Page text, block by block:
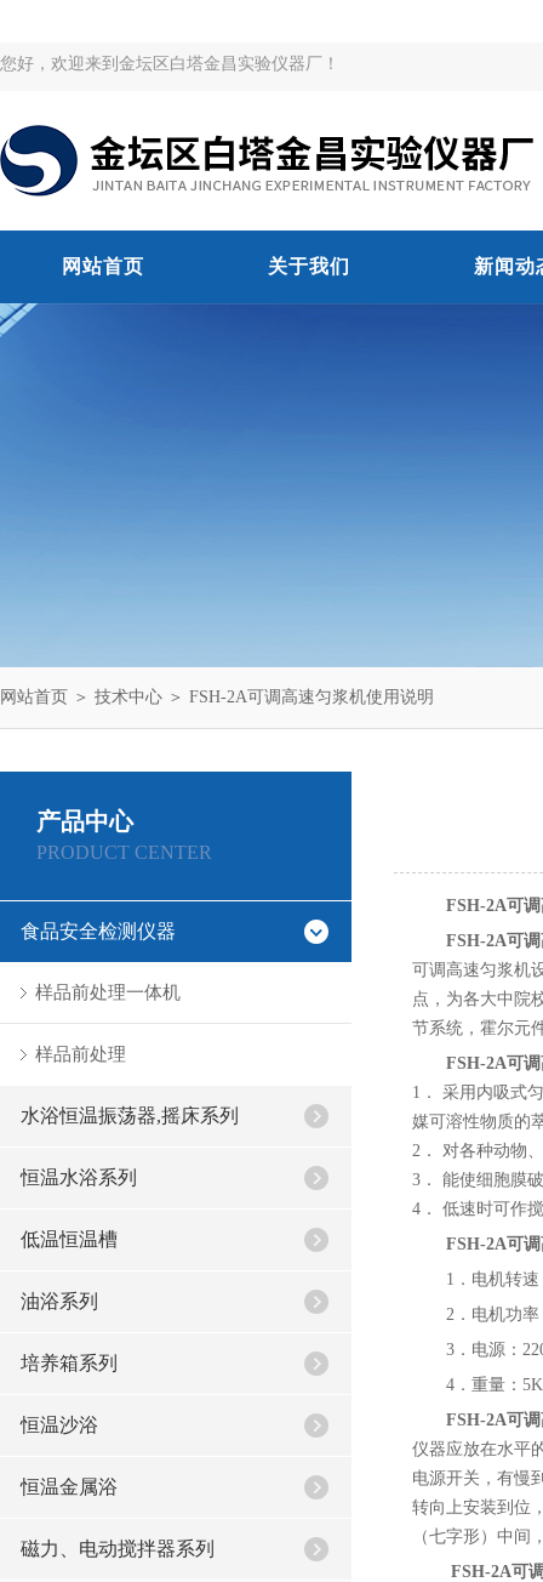
您好，欢迎来到金坛区白塔金昌实验仪器厂！
网站首页 关于我们 新闻动
网站首页 ＞ 技术中心 ＞ FSH-2A可调高速匀浆机使用说明
产品中心
PRODUCT CENTER
食品安全检测仪器
样品前处理一体机
样品前处理
水浴恒温振荡器,摇床系列
恒温水浴系列
低温恒温槽
油浴系列
培养箱系列
恒温沙浴
恒温金属浴
磁力、电动搅拌器系列
FSH-2A可
FSH-2A可
可调高速匀浆机
点，为各大中院
节系统，霍尔元
FSH-2A可
1． 采用内吸式
媒可溶性物质的
2． 对各种动物
3． 能使细胞膜
4． 低速时可作
FSH-2A可
1．电机转
2．电机功
3．电源：
4．重量：
FSH-2A可
仪器应放在水平
电源开关，有慢
转向上安装到位
（七字形）中
FSH-2A可